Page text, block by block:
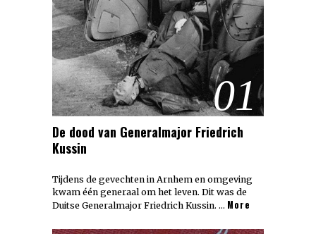
01
De dood van Generalmajor Friedrich
Kussin
Tijdens de gevechten in Arnhem en omgeving
kwam één generaal om het leven. Dit was de
Duitse Generalmajor Friedrich Kussin. … More